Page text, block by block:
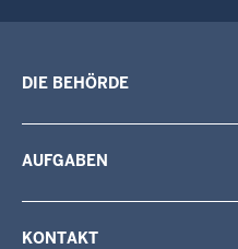
DIE BEHÖRDE
AUFGABEN
KONTAKT